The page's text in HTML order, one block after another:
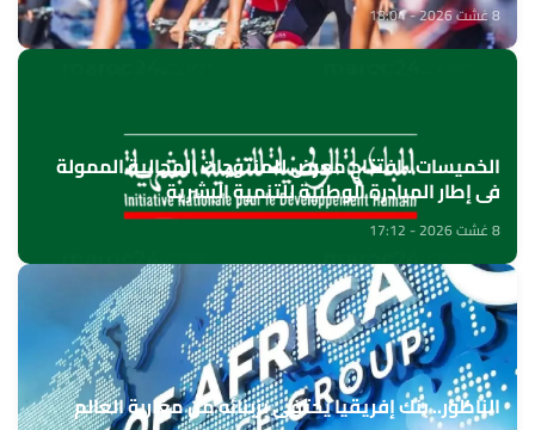
8 غشت 2026 - 18:04
الخميسات ..افتتاح معرض للمنتوجات المجالية الممولة
في إطار المبادرة الوطنية للتنمية البشرية
8 غشت 2026 - 17:12
الناظور.. بنك إفريقيا يحتفي بزبنائه من مغاربة العالم